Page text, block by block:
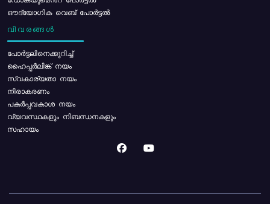
ഔദ്യോഗിക വെബ് പോർട്ടൽ
വിവരങ്ങൾ
പോര്‍ട്ടലിനെക്കുറിച്ച്
ഹൈപ്പർലിങ്ക് നയം
സ്വകാര്യതാ നയം
നിരാകരണം
പകർപ്പവകാശ നയം
വ്യവസ്ഥകളും നിബന്ധനകളും
സഹായം